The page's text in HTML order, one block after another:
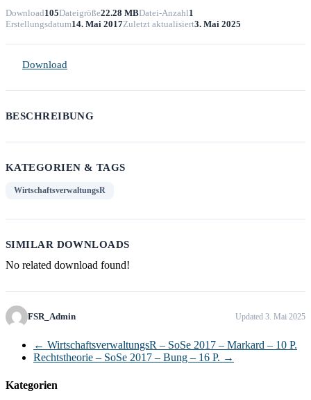
Download105Dateigröße22.28 MBDatei-Anzahl1
Erstellungsdatum14. Mai 2017Zuletzt aktualisiert3. Mai 2025
Download
BESCHREIBUNG
KATEGORIEN & TAGS
WirtschaftsverwaltungsR
SIMILAR DOWNLOADS
No related download found!
FSR_Admin Updated 3. Mai 2025
← WirtschaftsverwaltungsR – SoSe 2017 – Markard – 10 P.
Rechtstheorie – SoSe 2017 – Bung – 16 P. →
Kategorien